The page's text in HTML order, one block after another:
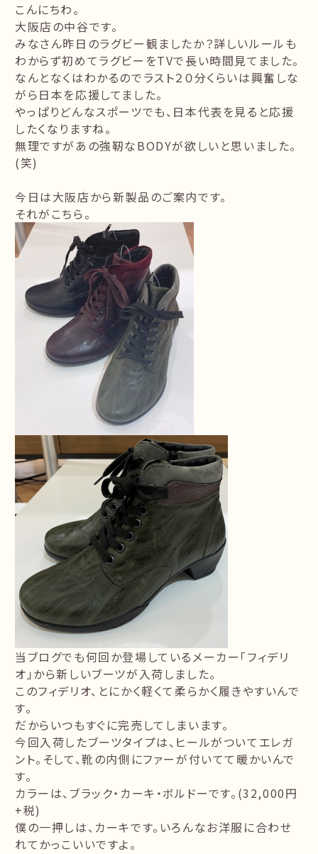
こんにちわ。
大阪店の中谷です。
みなさん昨日のラグビー観ましたか？詳しいルールも
わからず初めてラグビーをTVで長い時間見てました。
なんとなくはわかるのでラスト２０分くらいは興奮しな
がら日本を応援してました。
やっぱりどんなスポーツでも、日本代表を見ると応援
したくなりますね。
無理ですがあの強靭なBODYが欲しいと思いました。
(笑)
今日は大阪店から新製品のご案内です。
それがこちら。
当ブログでも何回か登場しているメーカー「フィデリ
オ」から新しいブーツが入荷しました。
このフィデリオ、とにかく軽くて柔らかく履きやすいんで
す。
だからいつもすぐに完売してしまいます。
今回入荷したブーツタイプは、ヒールがついてエレガ
ント。そして、靴の内側にファーが付いてて暖かいんで
す。
カラーは、ブラック・カーキ・ボルドーです。(32,000円
+税)
僕の一押しは、カーキです。いろんなお洋服に合わせ
れてかっこいいですよ。